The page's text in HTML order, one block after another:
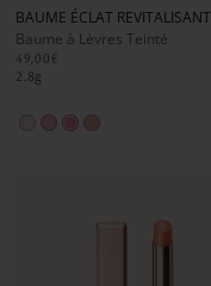
slide
1
slide
1
slide
2
BAUME ÉCLAT REVITALISANT
Baume à Lèvres Teinté
49,00€
2.8g